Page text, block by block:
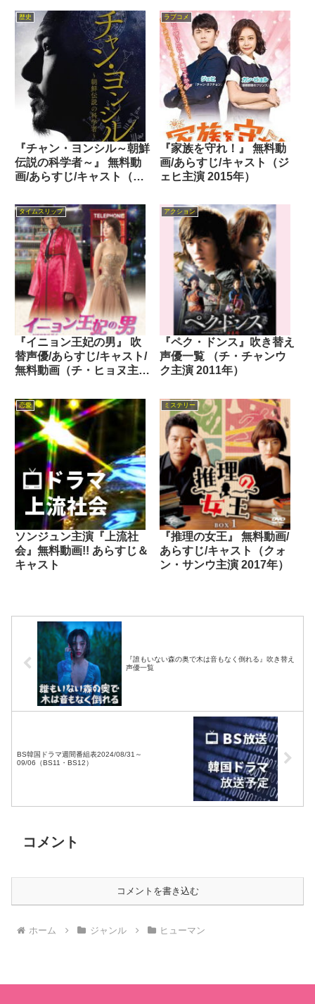
歴史
『チャン・ヨンシル～朝鮮
伝説の科学者～』 無料動
画/あらすじ/キャスト（ソ
年）
ラブコメ
『家族を守れ！』 無料動
画/あらすじ/キャスト（ジ
ェヒ主演 2015年）
タイムスリップ
『イニョン王妃の男』 吹
替声優/あらすじ/キャスト/
無料動画（チ・ヒョヌ主演
アクション
『ペク・ドンス』吹き替え
声優一覧 （チ・チャンウ
ク主演 2011年）
恋愛
ソンジュン主演『上流社
会』無料動画!! あらすじ＆
キャスト
ミステリー
『推理の女王』 無料動画/
あらすじ/キャスト（クォ
ン・サンウ主演 2017年）
『誰もいない森の奥で木は音もなく倒れる』吹き替え
声優一覧
BS韓国ドラマ週間番組表2024/08/31～
09/06（BS11・BS12）
コメント
コメントを書き込む
ホーム ジャンル ヒューマン